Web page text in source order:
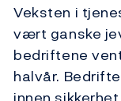
Veksten i
vært ganske
bedriftene
halvår.